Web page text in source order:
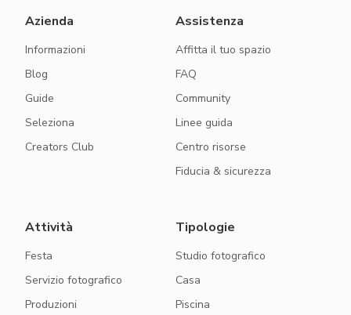
Azienda
Informazioni
Blog
Guide
Seleziona
Creators Club
Assistenza
Affitta il tuo spazio
FAQ
Community
Linee guida
Centro risorse
Fiducia & sicurezza
Attività
Festa
Servizio fotografico
Produzioni
Tipologie
Studio fotografico
Casa
Piscina